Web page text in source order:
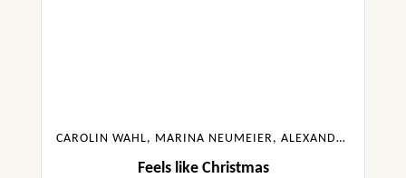
CAROLIN WAHL, MARINA NEUMEIER, ALEXANDRA FLINT, KYRA GROH, GABRIELLA SANTOS DE LIMA
Feels like Christmas